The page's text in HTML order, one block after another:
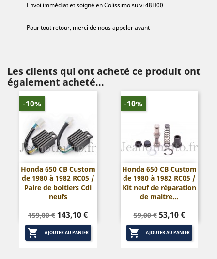
Envoi immédiat et soigné en Colissimo suivi 48H00
Pour tout retour, merci de nous appeler avant
Les clients qui ont acheté ce produit ont
également acheté...
Honda 650 CB Custom
de 1980 à 1982 RC05 /
Paire de boitiers Cdi
neufs
Prix
de
base
159,00 € Prix
143,10 €
 AJOUTER AU PANIER
-10%
Honda 650 CB Custom
de 1980 à 1982 RC05 /
Kit neuf de réparation
de maitre...
Prix
de
base
59,00 € Prix
53,10 €
 AJOUTER AU PANIER
-10%